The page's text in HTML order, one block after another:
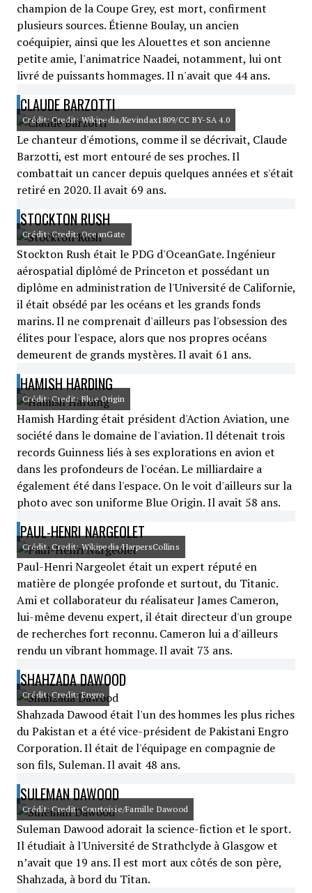
champion de la Coupe Grey, est mort, confirment
plusieurs sources. Étienne Boulay, un ancien
coéquipier, ainsi que les Alouettes et son ancienne
petite amie, l'animatrice Naadei, notamment, lui ont
livré de puissants hommages. Il n'avait que 44 ans.
CLAUDE BARZOTTI
Crédit: Credit: Wikipedia/Kevindax1809/CC BY-SA 4.0
Le chanteur d'émotions, comme il se décrivait, Claude
Barzotti, est mort entouré de ses proches. Il
combattait un cancer depuis quelques années et s'était
retiré en 2020. Il avait 69 ans.
STOCKTON RUSH
Crédit: Credit: OceanGate
Stockton Rush était le PDG d'OceanGate. Ingénieur
aérospatial diplômé de Princeton et possédant un
diplôme en administration de l'Université de Californie,
il était obsédé par les océans et les grands fonds
marins. Il ne comprenait d'ailleurs pas l'obsession des
élites pour l'espace, alors que nos propres océans
demeurent de grands mystères. Il avait 61 ans.
HAMISH HARDING
Crédit: Credit: Blue Origin
Hamish Harding était président d'Action Aviation, une
société dans le domaine de l'aviation. Il détenait trois
records Guinness liés à ses explorations en avion et
dans les profondeurs de l'océan. Le milliardaire a
également été dans l'espace. On le voit d'ailleurs sur la
photo avec son uniforme Blue Origin. Il avait 58 ans.
PAUL-HENRI NARGEOLET
Crédit: Credit: Wikipedia/HarpersCollins
Paul-Henri Nargeolet était un expert réputé en
matière de plongée profonde et surtout, du Titanic.
Ami et collaborateur du réalisateur James Cameron,
lui-même devenu expert, il était directeur d'un groupe
de recherches fort reconnu. Cameron lui a d'ailleurs
rendu un vibrant hommage. Il avait 73 ans.
SHAHZADA DAWOOD
Crédit: Credit: Engro
Shahzada Dawood était l'un des hommes les plus riches
du Pakistan et a été vice-président de Pakistani Engro
Corporation. Il était de l'équipage en compagnie de
son fils, Suleman. Il avait 48 ans.
SULEMAN DAWOOD
Crédit: Credit: Courtoisie/Famille Dawood
Suleman Dawood adorait la science-fiction et le sport.
Il étudiait à l'Université de Strathclyde à Glasgow et
n’avait que 19 ans. Il est mort aux côtés de son père,
Shahzada, à bord du Titan.